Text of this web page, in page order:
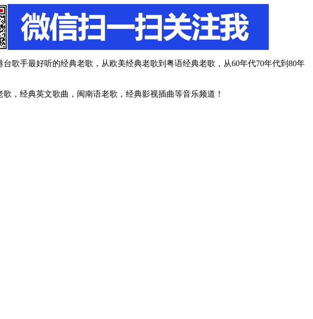
歌手最好听的经典老歌，从欧美经典老歌到粤语经典老歌，从60年代70年代到80年
，经典英文歌曲，闽南语老歌，经典影视插曲等音乐频道！